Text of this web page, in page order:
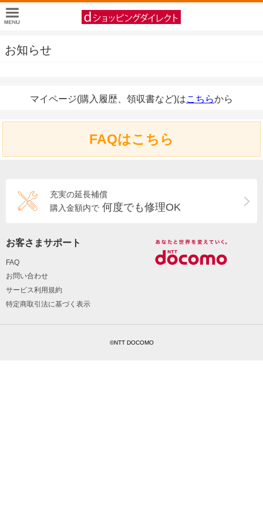
お知らせ
マイページ(購入履歴、領収書など)はこちらから
FAQはこちら
充実の延長補償
購入金額内で 何度でも修理OK
お客さまサポート
FAQ
お問い合わせ
サービス利用規約
特定商取引法に基づく表示
©NTT DOCOMO